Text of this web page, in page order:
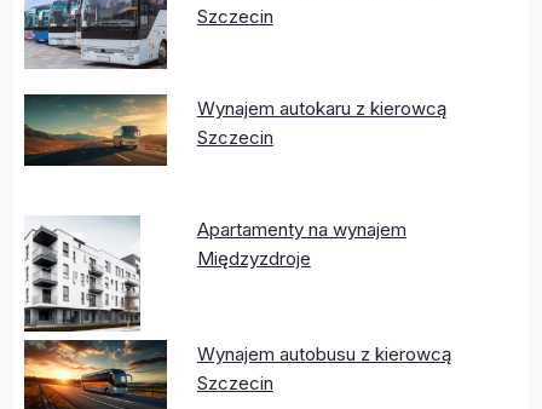
Szczecin
Wynajem autokaru z kierowcą
Szczecin
Apartamenty na wynajem
Międzyzdroje
Wynajem autobusu z kierowcą
Szczecin